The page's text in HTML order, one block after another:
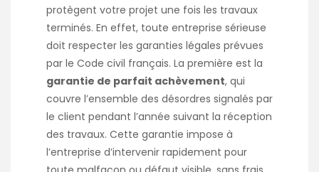
protègent votre projet une fois les travaux
terminés. En effet, toute entreprise sérieuse
doit respecter les garanties légales prévues
par le Code civil français. La première est la
garantie de parfait achèvement, qui
couvre l’ensemble des désordres signalés par
le client pendant l’année suivant la réception
des travaux. Cette garantie impose à
l’entreprise d’intervenir rapidement pour